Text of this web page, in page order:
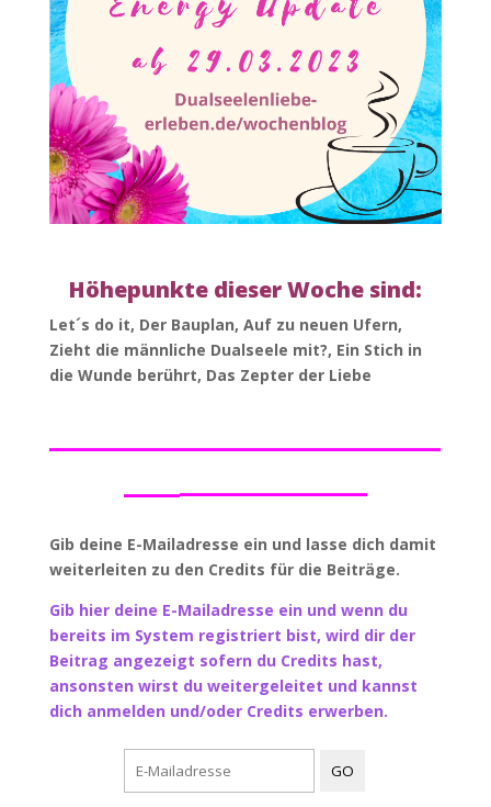
Höhepunkte dieser Woche sind:
Let´s do it, Der Bauplan, Auf zu neuen Ufern,
Zieht die männliche Dualseele mit?, Ein Stich in
die Wunde berührt, Das Zepter der Liebe
____________
Gib deine E-Mailadresse ein und lasse dich damit
weiterleiten zu den Credits für die Beiträge.
Gib hier deine E-Mailadresse ein und wenn du
bereits im System registriert bist, wird dir der
Beitrag angezeigt sofern du Credits hast,
ansonsten wirst du weitergeleitet und kannst
dich anmelden und/oder Credits erwerben.